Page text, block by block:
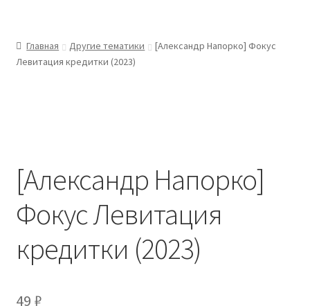
Главная Другие тематики
[Александр Напорко] Фокус
Левитация кредитки (2023)
[Александр Напорко]
Фокус Левитация
кредитки (2023)
49 ₽